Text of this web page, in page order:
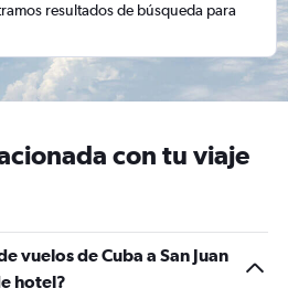
resultados de búsqueda para
con tu viaje
vuelos de Cuba a San Juan
hotel?